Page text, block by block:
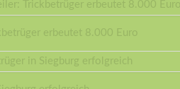
erbeutet 8.000 Euro